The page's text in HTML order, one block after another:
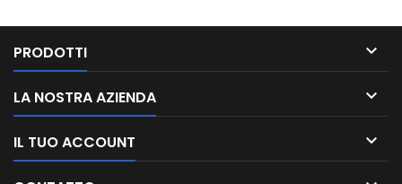
PRODOTTI 
LA NOSTRA AZIENDA 
IL TUO ACCOUNT 